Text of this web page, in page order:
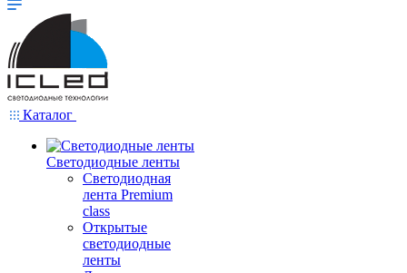
Каталог
Светодиодные ленты
Светодиодная
лента Premium
class
Открытые
светодиодные
ленты